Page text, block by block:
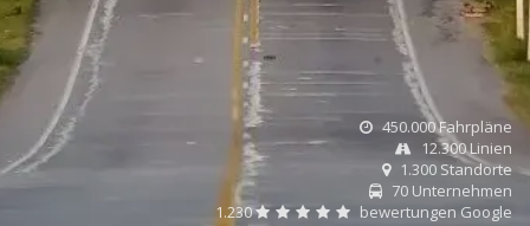
450.000 Fahrpläne
12.300 Linien
1.300 Standorte
70 Unternehmen
1.230
bewertungen Google